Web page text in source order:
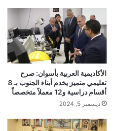
الأكاديمية العربية بأسوان: صرح
تعليمي متميز يخدم أبناء الجنوب بـ 8
أقسام دراسية و12 معملاً متخصصاً
ديسمبر 5, 2024